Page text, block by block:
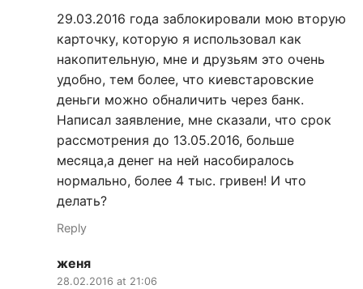
29.03.2016 года заблокировали мою вторую
карточку, которую я использовал как
накопительную, мне и друзьям это очень
удобно, тем более, что киевстаровские
деньги можно обналичить через банк.
Написал заявление, мне сказали, что срок
рассмотрения до 13.05.2016, больше
месяца,а денег на ней насобиралось
нормально, более 4 тыс. гривен! И что
делать?
Reply
женя
28.02.2016 at 21:06